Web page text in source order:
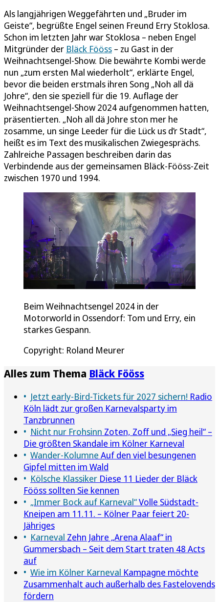
Als langjährigen Weggefährten und „Bruder im
Geiste“, begrüßte Engel seinen Freund Erry Stoklosa.
Schon im letzten Jahr war Stoklosa – neben Engel
Mitgründer der Bläck Fööss – zu Gast in der
Weihnachtsengel-Show. Die bewährte Kombi werde
nun „zum ersten Mal wiederholt“, erklärte Engel,
bevor die beiden erstmals ihren Song „Noh all dä
Johre“, den sie speziell für die 19. Auflage der
Weihnachtsengel-Show 2024 aufgenommen hatten,
präsentierten. „Noh all dä Johre ston mer he
zosamme, un singe Leeder für die Lück us d’r Stadt“,
heißt es im Text des musikalischen Zwiegesprächs.
Zahlreiche Passagen beschreiben darin das
Verbindende aus der gemeinsamen Bläck-Fööss-Zeit
zwischen 1970 und 1994.
Beim Weihnachtsengel 2024 in der
Motorworld in Ossendorf: Tom und Erry, ein
starkes Gespann.
Copyright: Roland Meurer
Alles zum Thema Bläck Fööss
Jetzt early-Bird-Tickets für 2027 sichern! Radio
Köln lädt zur großen Karnevalsparty im
Tanzbrunnen
Nicht nur Frohsinn Zoten, Zoff und „Sieg heil“ –
Die größten Skandale im Kölner Karneval
Wander-Kolumne Auf den viel besungenen
Gipfel mitten im Wald
Kölsche Klassiker Diese 11 Lieder der Bläck
Fööss sollten Sie kennen
„Immer Bock auf Karneval“Volle Südstadt-
Kneipen am 11.11. – Kölner Paar feiert 20-
Jähriges
Karneval Zehn Jahre „Arena Alaaf“ in
Gummersbach – Seit dem Start traten 48 Acts
auf
Wie im Kölner Karneval Kampagne möchte
Zusammenhalt auch außerhalb des Fastelovends
fördern